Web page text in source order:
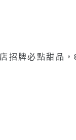
招牌必點甜品